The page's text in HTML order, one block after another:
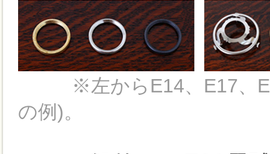
※左からE14、E17、
の例)。